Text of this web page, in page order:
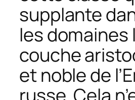
supplante
les domaines
couche
et noble de